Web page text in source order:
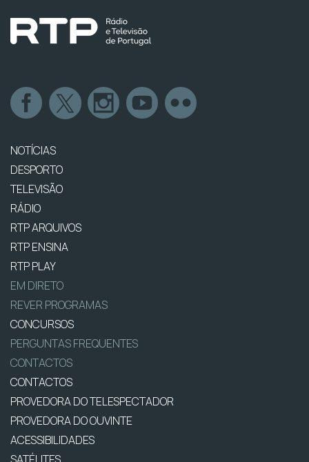
NOTÍCIAS
DESPORTO
TELEVISÃO
RÁDIO
RTP ARQUIVOS
RTP ENSINA
RTP PLAY
EM DIRETO
REVER PROGRAMAS
CONCURSOS
PERGUNTAS FREQUENTES
CONTACTOS
CONTACTOS
PROVEDORA DO TELESPECTADOR
PROVEDORA DO OUVINTE
ACESSIBILIDADES